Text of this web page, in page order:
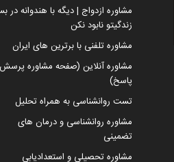
مشاوره ازدواج | دیگه با هندوانه در
زندگیتو نابود نکن
مشاوره تلفنی با برترین های ایران
مشاوره آنلاین (صفحه مشاوره
پاسخ)
تست روانشناسی به همراه تحلیل
مشاوره روانشناسی و درمان های
تضمینی
مشاوره تحصیلی و استعدادیابی